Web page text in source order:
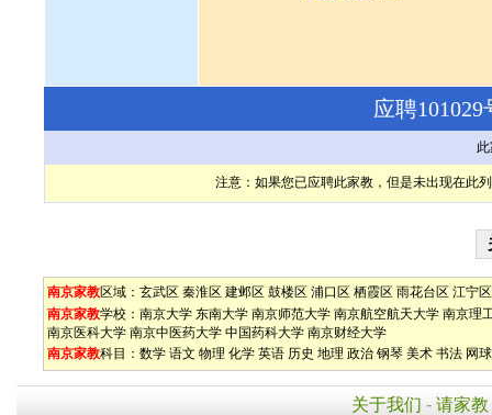
应聘
注意：如果您已应聘此家教，但是未出现在此
南京家教区域： 玄武区 秦淮区 建邺区 鼓楼区 浦口区 栖霞区 雨花台区 江宁区
南京家教学校： 南京大学 东南大学 南京师范大学 南京航空航天大学 南京理
南京医科大学 南京中医药大学 中国药科大学 南京财经大学
南京家教科目： 数学 语文 物理 化学 英语 历史 地理 政治 钢琴 美术 书法 网球
关于我们 - 请家教